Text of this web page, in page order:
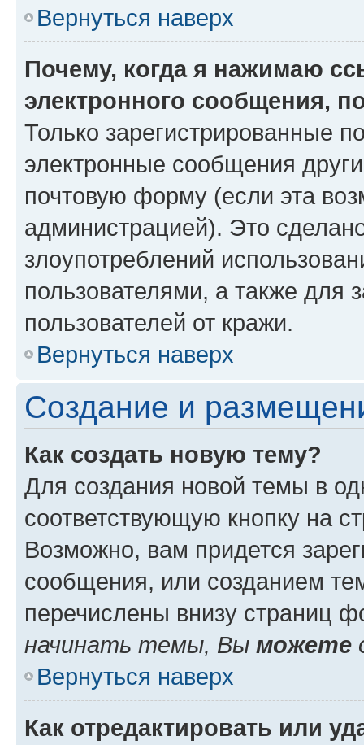
Вернуться наверх
Почему, когда я нажимаю
электронного сообщения,
Только зарегистрированные
электронные сообщения
почтовую форму (если эта
администрацией). Это
злоупотреблений
пользователями, а также для
пользователей от кражи.
Вернуться наверх
Создание и
Как создать новую тему?
Для создания новой темы в
соответствующую кнопку на
Возможно, вам придется
сообщения, или созданием
перечислены внизу страниц
начинать темы, Вы можете
Вернуться наверх
Как отредактировать или